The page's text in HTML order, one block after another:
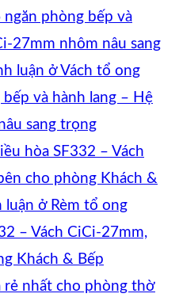
phòng bếp và
27mm nhôm nâu sang
luận ở Vách tổ ong
và hành lang – Hệ
sang trọng
hòa SF332 – Vách
cho phòng Khách &
luận ở Rèm tổ ong
– Vách CiCi-27mm,
Khách & Bếp
rẻ nhất cho phòng thờ